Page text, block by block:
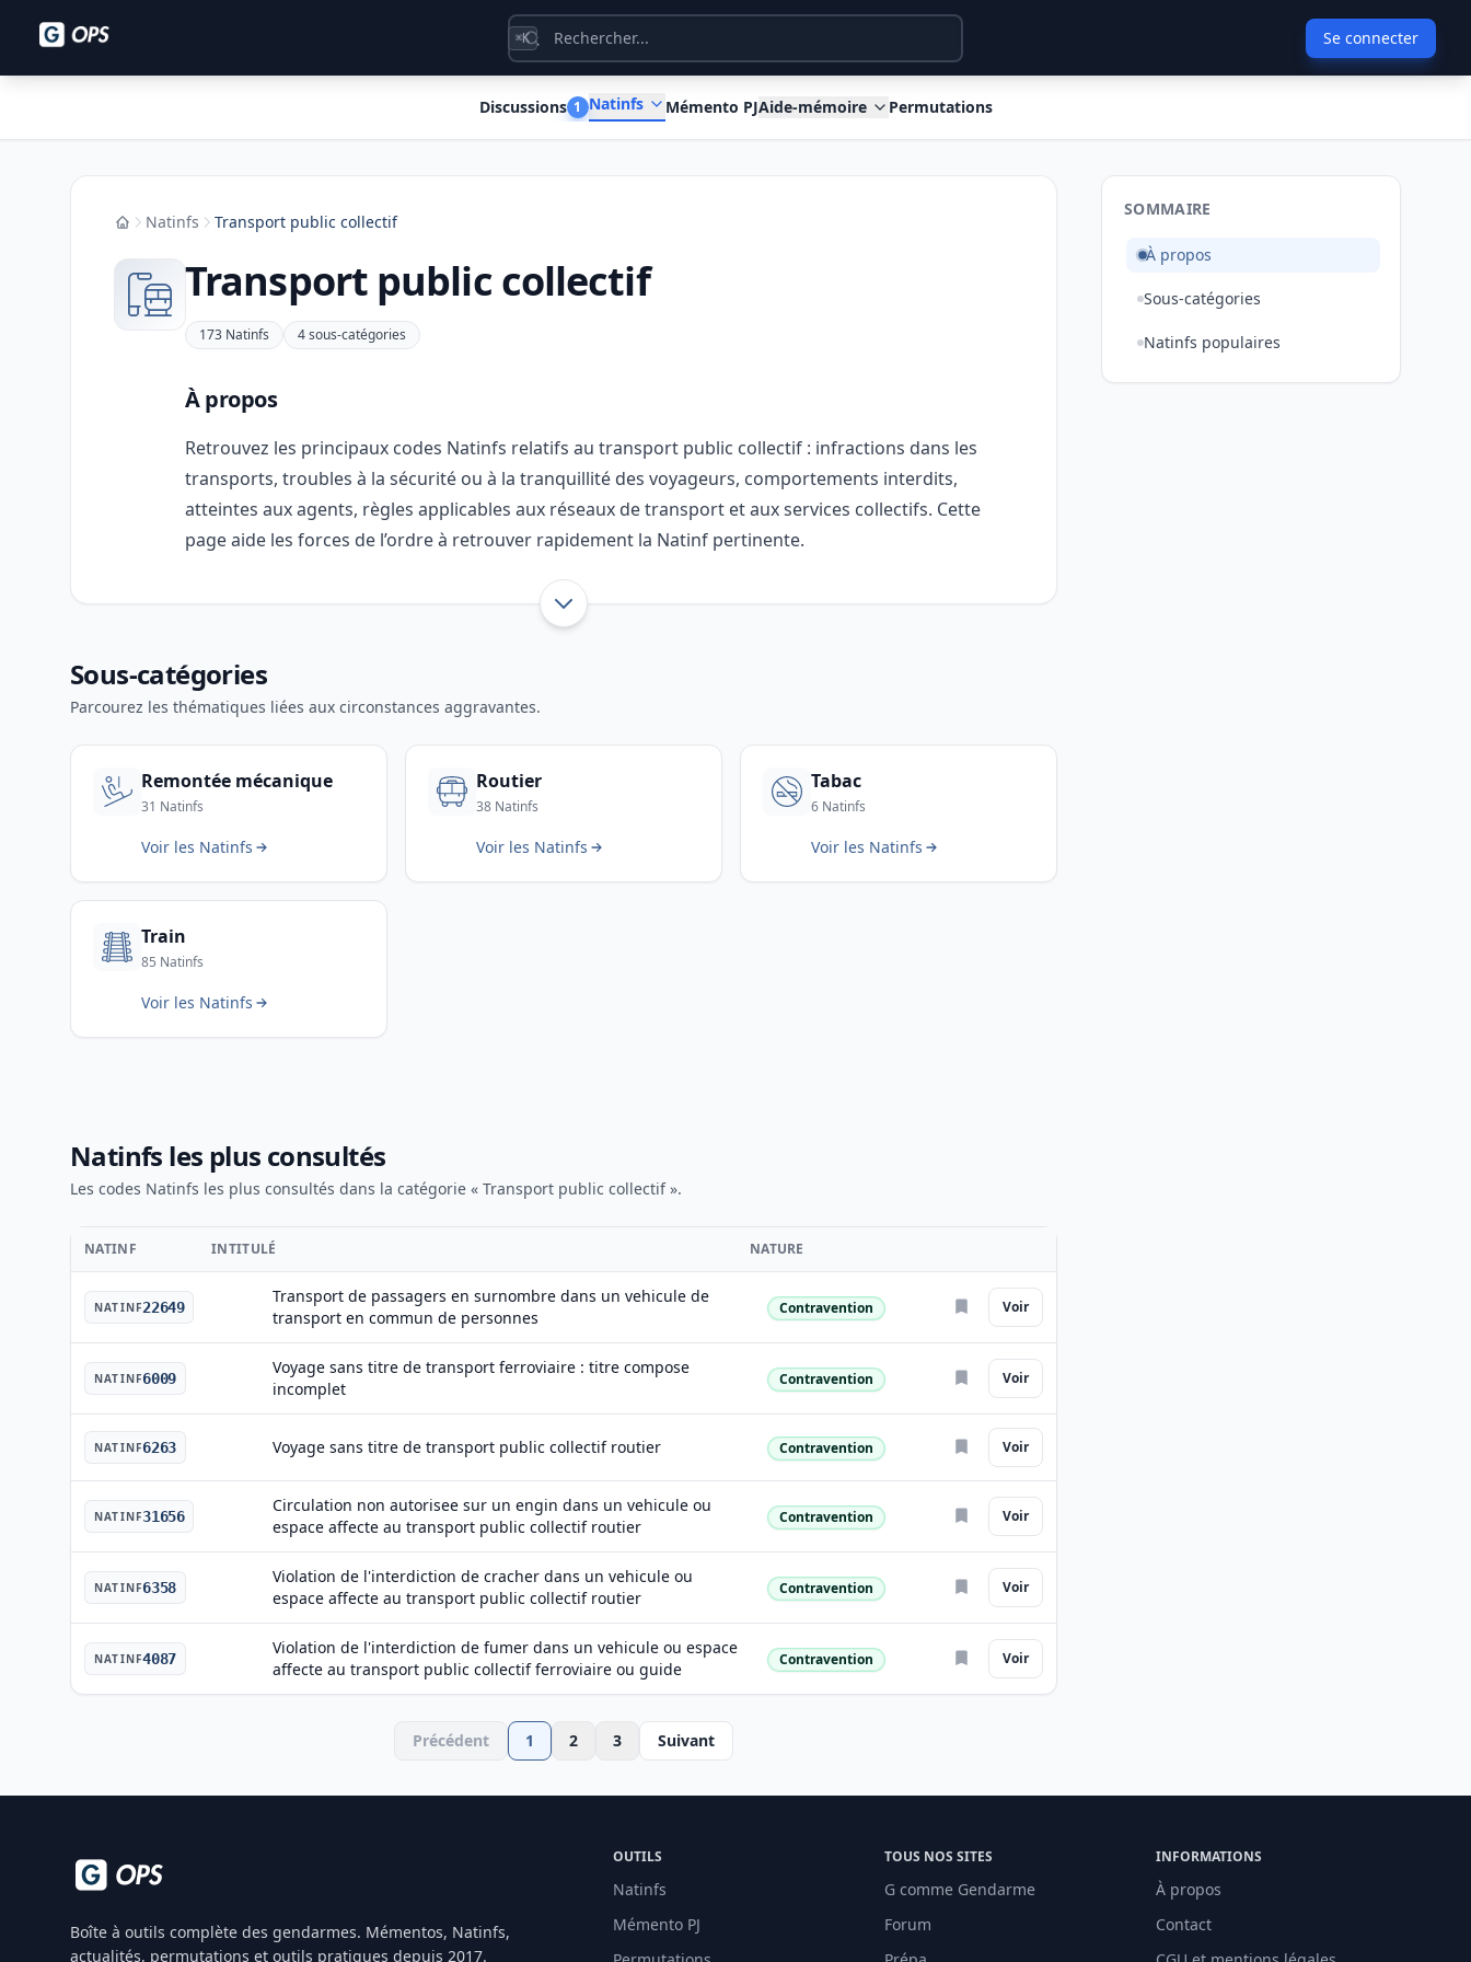
⌘K Se connecter
Discussions 1 Natinfs Mémento PJAide-mémoire Permutations
AccueilNatinfs Transport public collectif
Transport public collectif
173 Natinfs 4 sous-catégories
À propos
Retrouvez les principaux codes Natinfs relatifs au transport public collectif : infractions dans les
transports, troubles à la sécurité ou à la tranquillité des voyageurs, comportements interdits,
atteintes aux agents, règles applicables aux réseaux de transport et aux services collectifs. Cette
page aide les forces de l’ordre à retrouver rapidement la Natinf pertinente.
Afficher toute l’introduction
Sous-catégories
Parcourez les thématiques liées aux circonstances aggravantes.
Remontée mécanique
31 Natinfs
Voir les Natinfs
Routier
38 Natinfs
Voir les Natinfs
Tabac
6 Natinfs
Voir les Natinfs
Train
85 Natinfs
Voir les Natinfs
Natinfs les plus consultés
Les codes Natinfs les plus consultés dans la catégorie « Transport public collectif ».
NATINF INTITULÉ NATURE
NATINF22649
Transport de passagers en surnombre dans un vehicule de
transport en commun de personnes
Nature
Contravention Voir
NATINF6009
Voyage sans titre de transport ferroviaire : titre compose
incomplet
Nature
Contravention Voir
NATINF6263 Voyage sans titre de transport public collectif routier Nature
Contravention Voir
NATINF31656
Circulation non autorisee sur un engin dans un vehicule ou
espace affecte au transport public collectif routier
Nature
Contravention Voir
NATINF6358
Violation de l'interdiction de cracher dans un vehicule ou
espace affecte au transport public collectif routier
Nature
Contravention Voir
NATINF4087
Violation de l'interdiction de fumer dans un vehicule ou espace
affecte au transport public collectif ferroviaire ou guide
Nature
Contravention Voir
Précédent 1 2 3 Suivant
SOMMAIRE
À propos
Sous-catégories
Natinfs populaires
Boîte à outils complète des gendarmes. Mémentos, Natinfs,
actualités, permutations et outils pratiques depuis 2017.
OUTILS
Natinfs
Mémento PJ
TOUS NOS SITES
G comme Gendarme
Forum
INFORMATIONS
À propos
Contact